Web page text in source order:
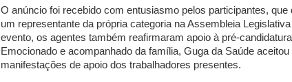
O anúncio foi recebido com entusiasmo pelos participantes,
um representante da própria categoria na Assembleia
evento, os agentes também reafirmaram apoio à pré-
Emocionado e acompanhado da família, Guga da Saúde
manifestações de apoio dos trabalhadores presentes.